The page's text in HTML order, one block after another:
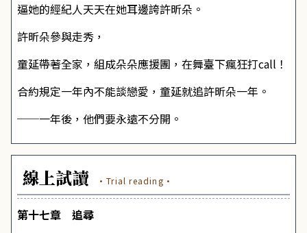
逼她的經紀人天天在她耳邊誇許昕朵。
許昕朵參與走秀，
童延帶著全家，組成朵朵應援團，在舞臺下瘋狂打call！
合約規定一年內不能談戀愛，童延就追許昕朵一年。
──一年後，他們要永遠不分開。
線上試讀 ·Trial reading·
第十七章 追尋